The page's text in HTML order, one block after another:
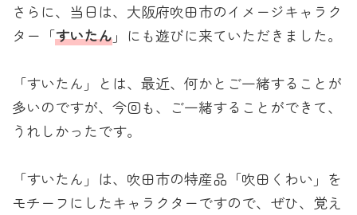
さらに、当日は、大阪府吹田市のイメージキャラク
ター「すいたん」にも遊びに来ていただきました。
「すいたん」とは、最近、何かとご一緒することが
多いのですが、今回も、ご一緒することができて、
うれしかったです。
「すいたん」は、吹田市の特産品「吹田くわい」を
モチーフにしたキャラクターですので、ぜひ、覚え